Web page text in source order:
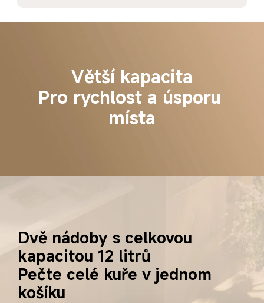
Větší kapacita
Pro rychlost a úsporu
místa
Dvě nádoby s celkovou
kapacitou 12 litrů
Pečte celé kuře v jednom
košíku